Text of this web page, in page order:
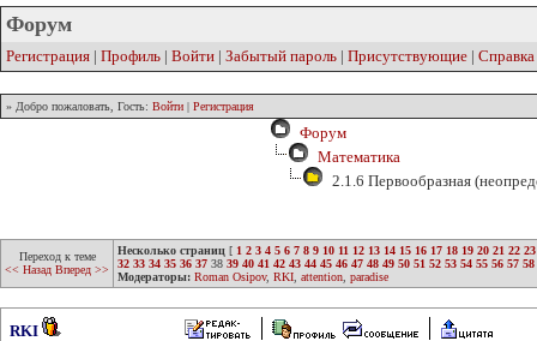
Форум
Регистрация | Профиль | Войти | Забытый пароль | Присутствующие | Справка
» Добро пожаловать, Гость: Войти | Регистрация
Форум
Математика
2.1.6 Первообразная
Переход к теме
<< Назад Вперед >>
Несколько страниц [ 1 2 3 4 5 6 7 8 9 10 11 12 13 14 15 16 17 18 19 20 21 22 23
32 33 34 35 36 37 38 39 40 41 42 43 44 45 46 47 48 49 50 51 52 53 54 55 56 57 58
Модераторы: Roman Osipov, RKI attention paradise
RKI